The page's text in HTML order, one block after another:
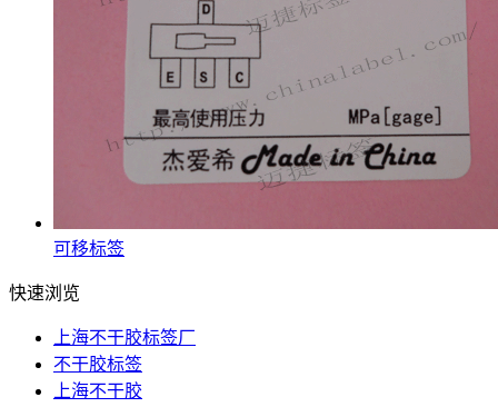
可移标签
快速浏览
上海不干胶标签厂
不干胶标签
上海不干胶